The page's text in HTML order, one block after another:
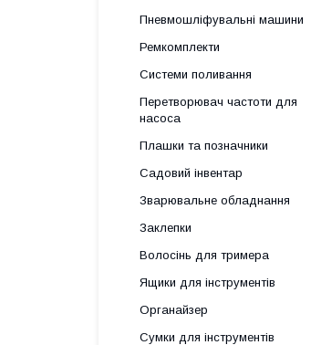
Пневмошліфувальні машини
Ремкомплекти
Системи поливання
Перетворювач частоти для
насоса
Плашки та позначники
Садовий інвентар
Зварювальне обладнання
Заклепки
Волосінь для тримера
Ящики для інструментів
Органайзер
Сумки для інструментів